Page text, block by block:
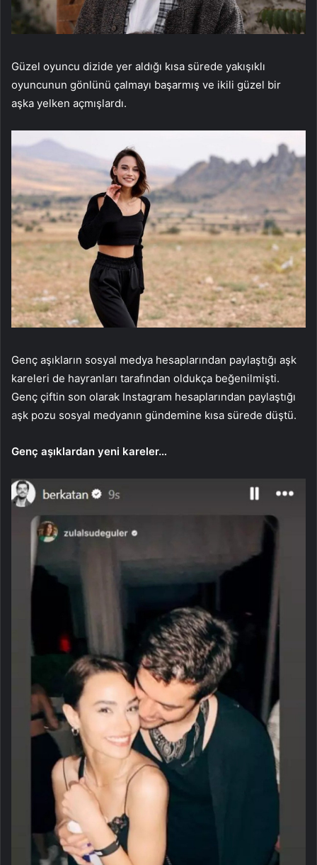
Güzel oyuncu dizide yer aldığı kısa sürede yakışıklı
oyuncunun gönlünü çalmayı başarmış ve ikili güzel bir
aşka yelken açmışlardı.
Genç aşıkların sosyal medya hesaplarından paylaştığı aşk
kareleri de hayranları tarafından oldukça beğenilmişti.
Genç çiftin son olarak Instagram hesaplarından paylaştığı
aşk pozu sosyal medyanın gündemine kısa sürede düştü.
Genç aşıklardan yeni kareler…